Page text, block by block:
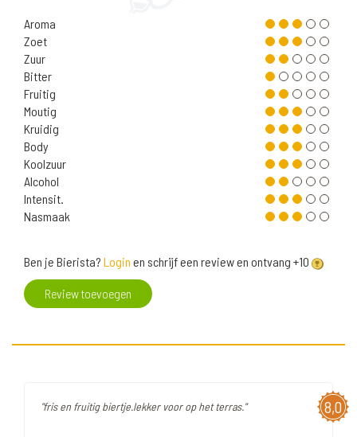
Aroma
Zoet
Zuur
Bitter
Fruitig
Moutig
Kruidig
Body
Koolzuur
Alcohol
Intensit.
Nasmaak
Ben je Bierista? Login en schrijf een review en ontvang +10
Review toevoegen
8,0
"fris en fruitig biertje.lekker voor op het terras."